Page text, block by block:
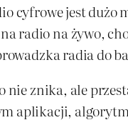
jest dużo
radio na żywo,
radia do
nie znika, ale
aplikacji,